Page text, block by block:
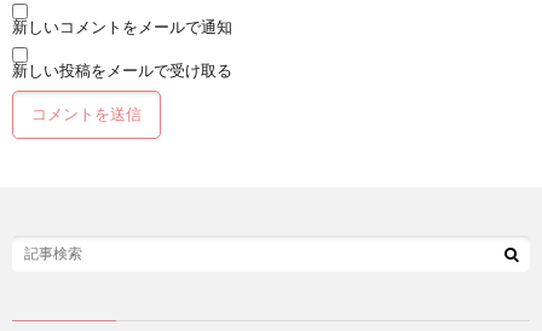
新しいコメントをメールで通知
新しい投稿をメールで受け取る